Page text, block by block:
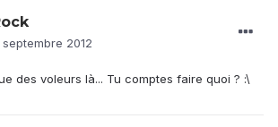
septembre 2012
des voleurs là... Tu comptes faire quoi ? :\